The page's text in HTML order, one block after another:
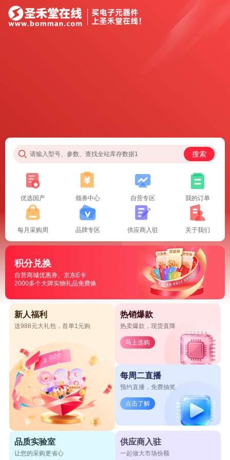
请输入型号、参数、查找全站库存数据1 搜索
优选国产 领券中心 自营专区 我的订单
每月采购周 品牌专区 供应商入驻 关于我们
积分兑换
自营商城优惠券、京东E卡
2000多个大牌实物礼品免费换
新人福利
送988元大礼包，首单1元购
热销爆款
热卖爆款，现货直降
马上选购
每周二直播
预约直播，免费抽奖
点击了解
品质实验室
让您的采购更省心
供应商入驻
一起做大市场份额